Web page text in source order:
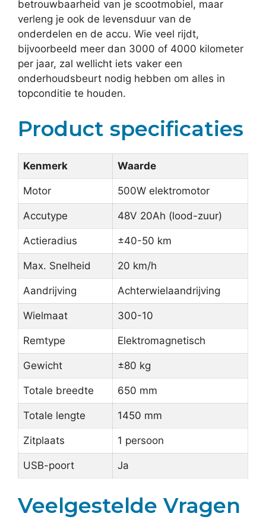
betrouwbaarheid van je scootmobiel, maar
verleng je ook de levensduur van de
onderdelen en de accu. Wie veel rijdt,
bijvoorbeeld meer dan 3000 of 4000 kilometer
per jaar, zal wellicht iets vaker een
onderhoudsbeurt nodig hebben om alles in
topconditie te houden.
Product specificaties
Kenmerk Waarde
Motor 500W elektromotor
Accutype 48V 20Ah (lood-zuur)
Actieradius ±40-50 km
Max. Snelheid 20 km/h
Aandrijving Achterwielaandrijving
Wielmaat 300-10
Remtype Elektromagnetisch
Gewicht ±80 kg
Totale breedte 650 mm
Totale lengte 1450 mm
Zitplaats 1 persoon
USB-poort Ja
Veelgestelde Vragen